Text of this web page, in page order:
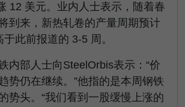
12 美元。业内人士表示，随着春
到来，新热轧卷的产量周期预计
此前报道的 3-5 周。
内部人士向SteelOrbis表示：“价
势仍在继续。”他指的是本周钢铁
势头。“我们看到一股缓慢上涨的